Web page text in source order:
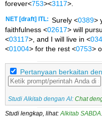
forever<753><3117>.
NET [draft] ITL: Surely <0389>
faithfulness <02617> will
<03117>, and I will live in <
<01004> for the rest <0753>
Pertanyaan berkaitan
Studi Alkitab dengan AI: Chat
Studi lengkap, lihat: Alkitab SABDA